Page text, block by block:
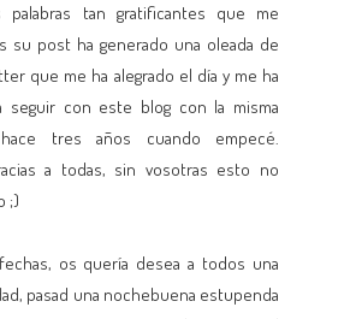
palabras tan gratificantes que me
su post ha generado una oleada de
que me ha alegrado el día y me ha
seguir con este blog con la misma
tres años cuando empecé.
a todas, sin vosotras esto no
;)
os quería desea a todos una
pasad una nochebuena estupenda